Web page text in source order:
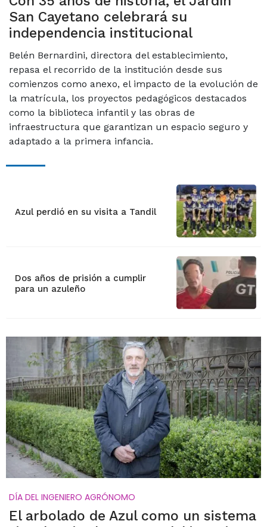
San Cayetano celebrará su
independencia institucional
Belén Bernardini, directora del establecimiento,
repasa el recorrido de la institución desde sus
comienzos como anexo, el impacto de la evolución de
la matrícula, los proyectos pedagógicos destacados
como la biblioteca infantil y las obras de
infraestructura que garantizan un espacio seguro y
adaptado a la primera infancia.
Azul perdió en su visita a Tandil
Dos años de prisión a cumplir
para un azuleño
DÍA DEL INGENIERO AGRÓNOMO
El arbolado de Azul como un sistema